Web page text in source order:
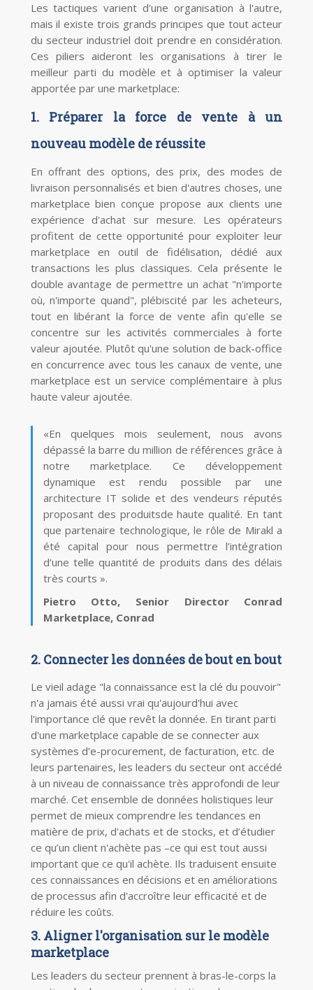
Les tactiques varient d'une organisation à l'autre,
mais il existe trois grands principes que tout acteur
du secteur industriel doit prendre en considération.
Ces piliers aideront les organisations à tirer le
meilleur parti du modèle et à optimiser la valeur
apportée par une marketplace:
1. Préparer la force de vente à un
nouveau modèle de réussite
En offrant des options, des prix, des modes de
livraison personnalisés et bien d'autres choses, une
marketplace bien conçue propose aux clients une
expérience d'achat sur mesure. Les opérateurs
profitent de cette opportunité pour exploiter leur
marketplace en outil de fidélisation, dédié aux
transactions les plus classiques. Cela présente le
double avantage de permettre un achat "n'importe
où, n'importe quand", plébiscité par les acheteurs,
tout en libérant la force de vente afin qu'elle se
concentre sur les activités commerciales à forte
valeur ajoutée. Plutôt qu'une solution de back-office
en concurrence avec tous les canaux de vente, une
marketplace est un service complémentaire à plus
haute valeur ajoutée.
«En quelques mois seulement, nous avons
dépassé la barre du million de références grâce à
notre marketplace. Ce développement
dynamique est rendu possible par une
architecture IT solide et des vendeurs réputés
proposant des produitsde haute qualité. En tant
que partenaire technologique, le rôle de Mirakl a
été capital pour nous permettre l’intégration
d’une telle quantité de produits dans des délais
très courts ».
Pietro Otto, Senior Director Conrad
Marketplace, Conrad
2. Connecter les données de bout en bout
Le vieil adage "la connaissance est la clé du pouvoir"
n'a jamais été aussi vrai qu'aujourd'hui avec
l'importance clé que revêt la donnée. En tirant parti
d'une marketplace capable de se connecter aux
systèmes d’e-procurement, de facturation, etc. de
leurs partenaires, les leaders du secteur ont accédé
à un niveau de connaissance très approfondi de leur
marché. Cet ensemble de données holistiques leur
permet de mieux comprendre les tendances en
matière de prix, d'achats et de stocks, et d’étudier
ce qu’un client n'achète pas –ce qui est tout aussi
important que ce qu'il achète. Ils traduisent ensuite
ces connaissances en décisions et en améliorations
de processus afin d'accroître leur efficacité et de
réduire les coûts.
3. Aligner l'organisation sur le modèle
marketplace
Les leaders du secteur prennent à bras-le-corps la